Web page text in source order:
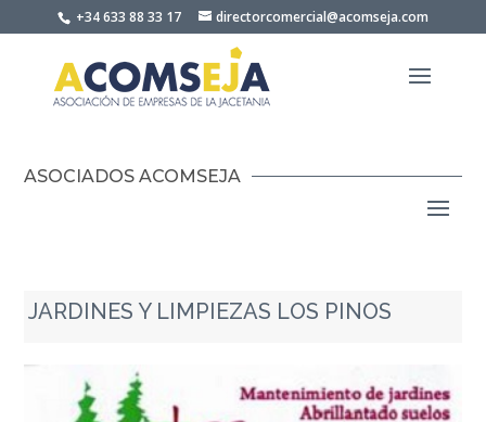
to
+34 633 88 33 17 directorcomercial@acomseja.com
ASOCIADOS ACOMSEJA
JARDINES Y LIMPIEZAS LOS PINOS